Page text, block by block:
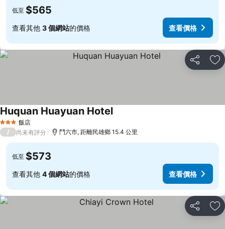
低至 $565
查看其他 3 個網站的價格 查看價格
分享 加
3 星級 飯店
Huquan Huayuan Hotel
/ 尚未有評分 鬥六市, 距離民雄鄉 15.4 公里
低至 $573
查看其他 4 個網站的價格 查看價格
分享 加